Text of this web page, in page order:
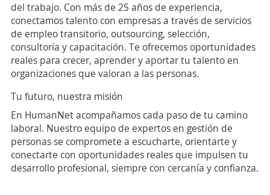
del trabajo. Con más de 25 años de experiencia,
conectamos talento con empresas a través de servicios
de empleo transitorio, outsourcing, selección,
consultoría y capacitación. Te ofrecemos oportunidades
reales para crecer, aprender y aportar tu talento en
organizaciones que valoran a las personas.
Tu futuro, nuestra misión
En HumanNet acompañamos cada paso de tu camino
laboral. Nuestro equipo de expertos en gestión de
personas se compromete a escucharte, orientarte y
conectarte con oportunidades reales que impulsen tu
desarrollo profesional, siempre con cercanía y confianza.